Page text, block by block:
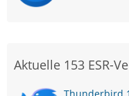
Aktuelle 153 ESR-